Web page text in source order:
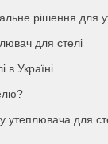
рішення для
для стелі
в Україні
утеплювача для